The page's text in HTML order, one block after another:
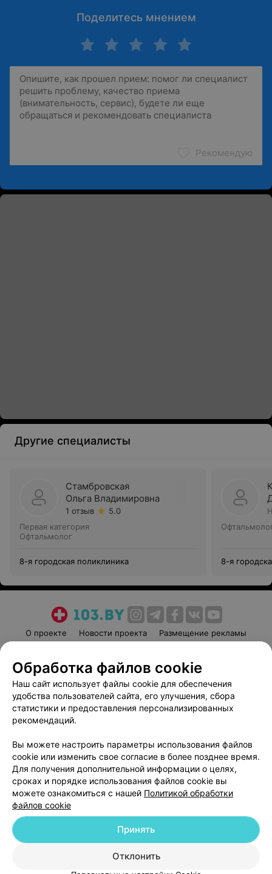
Поделитесь мнением
Рекомендую
Другие специалисты
Стамбровская
Ольга Владимировна
1 отзыв
5.0
Первая категория
Офтальмолог
8-я городская поликлиника 8-я
О проекте Новости проекта
Размещение рекламы
Пользовательское соглашение
Способы оплаты
Вакансии
Партнеры
Написать руководителю 103.by
Обработка персональных данных
© 2026 ООО «Артокс Лаб», УНП 191700409
| 220012, Республика Беларусь,
Служба поддержки +375 291212755
Обработка файлов cookie
Наш сайт использует файлы cookie для обеспечения
удобства пользователей сайта, его улучшения, сбора
статистики и предоставления персонализированных
рекомендаций.
Вы можете настроить параметры использования файлов
cookie или изменить свое согласие в более позднее время.
Для получения дополнительной информации о целях,
сроках и порядке использования файлов cookie вы
можете ознакомиться с нашей Политикой обработки
файлов cookie
Отклонить
Принять